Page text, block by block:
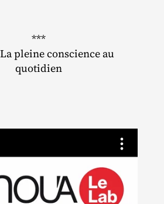
***
pleine conscience au
quotidien